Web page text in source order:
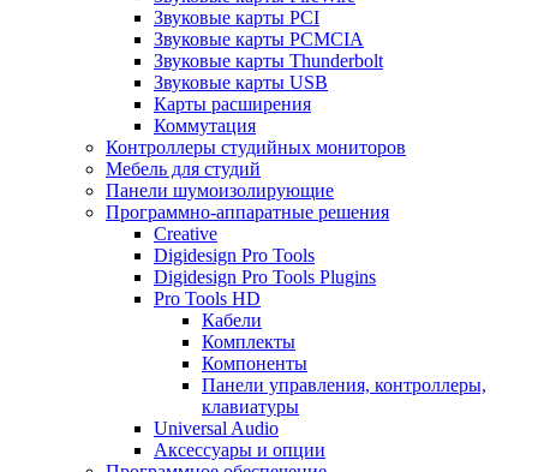
Звуковые карты PCI
Звуковые карты PCMCIA
Звуковые карты Thunderbolt
Звуковые карты USB
Карты расширения
Коммутация
Контроллеры студийных мониторов
Мебель для студий
Панели шумоизолирующие
Программно-аппаратные решения
Creative
Digidesign Pro Tools
Digidesign Pro Tools Plugins
Pro Tools HD
Кабели
Комплекты
Компоненты
Панели управления, контроллеры,
клавиатуры
Universal Audio
Аксессуары и опции